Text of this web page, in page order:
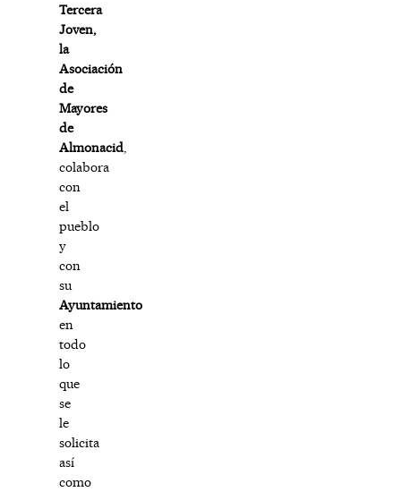
Tercera
Joven,
la
Asociación
de
Mayores
de
Almonacid,
colabora
con
el
pueblo
y
con
su
Ayuntamiento
en
todo
lo
que
se
le
solicita
así
como